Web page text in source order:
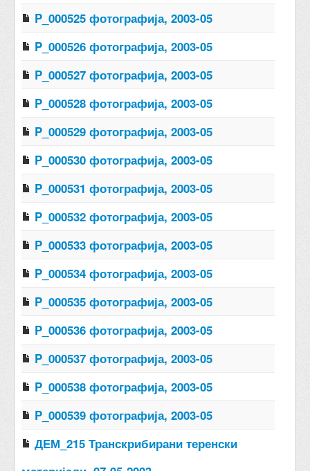
P_000525 фотографија, 2003-05
P_000526 фотографија, 2003-05
P_000527 фотографија, 2003-05
P_000528 фотографија, 2003-05
P_000529 фотографија, 2003-05
P_000530 фотографија, 2003-05
P_000531 фотографија, 2003-05
P_000532 фотографија, 2003-05
P_000533 фотографија, 2003-05
P_000534 фотографија, 2003-05
P_000535 фотографија, 2003-05
P_000536 фотографија, 2003-05
P_000537 фотографија, 2003-05
P_000538 фотографија, 2003-05
P_000539 фотографија, 2003-05
ДЕМ_215 Транскрибирани теренски